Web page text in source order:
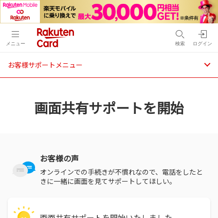
メニュー 検索 ログイン
お客様サポートメニュー
画面共有サポートを開始
お客様の声
オンラインでの手続きが不慣れなので、電話をしたと
きに一緒に画面を見てサポートしてほしい。